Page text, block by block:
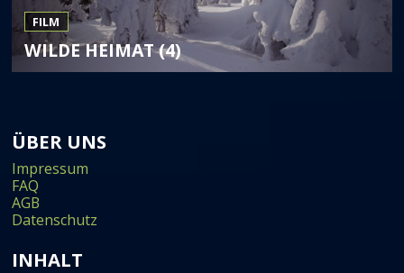
FILM
WILDE HEIMAT (4)
ÜBER UNS
Impressum
FAQ
AGB
Datenschutz
INHALT